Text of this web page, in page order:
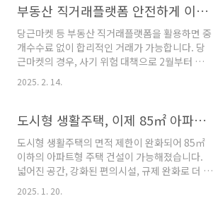
정동, 연곡면, 옥계면, 옥천동, 유천동, 임..
시간이 지나면서 창호(샷시)의 단열 성능이 떨어
지고, 소음 차단이 제대로 되지 않아 불편을 느낄
수 있습니다. 특히 베란다 샷시는 단열과 환기, 방
음에 중요한 역할을 하므로 교체가 필요할 때가
오죠. 하지만 막상 교체를 고민하면 "비용은 얼마
나 들까?", "어떤 업체를 선택해야 할까?"와 같
교체하는 방법을 알아보겠습니다! 1..
부동산 직거래플랫폼 안전하게 이용하기 (당근마켓 활용 가이드)
당근마켓 등 부동산 직거래플랫폼을 활용하면 중
개수수료 없이 합리적인 거래가 가능합니다. 당
근마켓의 경우, 사기 위험 대책으로 2월부터 부동
래 방법을 도입한다고 하니 이점도 숙지해야 합
한 거래 가이드를 알려드립니다. 부동산 직거래
플랫폼, 제대로 알고 이용하는 법 부동산을 거래
할 때 중개수수료 부담 때문에 직접 거래를 고려
하는 분들이 많아졌습니다. 하지만, 부동산 직거
래를 어떻게 해야 할지 막막한 경우가 많은데
요. 당근마켓과 같은 부동산 직거래플랫폼이 등
2025. 2. 14.
도시형 생활주택, 이제 85㎡ 아파트처럼 넓고 실용적으로...!
도시형 생활주택의 면적 제한이 완화되어 85㎡
이하의 아파트형 주택 건설이 가능해졌습니다.
넓어진 공간, 강화된 편의시설, 규제 완화로 더 나
행령 드의 주요 변경 내용을 확인해 보세요. 도시
2025. 1. 20.